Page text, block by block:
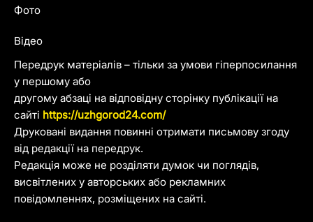
Передрук матеріалів – тільки за умови гіперпосилання
у першому або
другому абзаці на відповідну сторінку публікації на
сайті https://uzhgorod24.com/
Друковані видання повинні отримати письмову згоду
від редакції на передрук.
Редакція може не розділяти думок чи поглядів,
висвітлених у авторських або рекламних
повідомленнях, розміщених на сайті.
Фото
Відео